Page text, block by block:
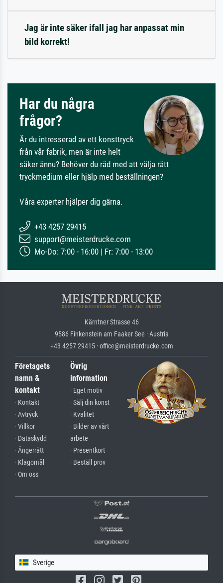
Jag är inte säker ifall jag har anpassat min
bild korrekt!
Har du några
frågor?
Är du intresserad av ett konsttryck
från vår fabrik, men är inte helt
säker ännu? Behöver du råd med att välja rätt
tryckmedium eller hjälp med beställningen?
Våra experter hjälper dig gärna.
+43 4257 29415
support@meisterdrucke.com
Mo-Do: 7:00 - 16:00 | Fr: 7:00 - 13:00
Kärntner Strasse 46
9586 Finkenstein am Faaker See · Austria
+43 4257 29415 · office@meisterdrucke.com
Företagets
namn &
kontakt
· Kontakt
· Avtryck
· Villkor
· Dataskydd
· Ångerrätt
· Klagomål
· Om oss
Övrig
information
· Eget motiv
· Sälj din konst
· Kvalitet
· Bilder av vårt
arbete
· Presentkort
· Beställ prov
Sverige